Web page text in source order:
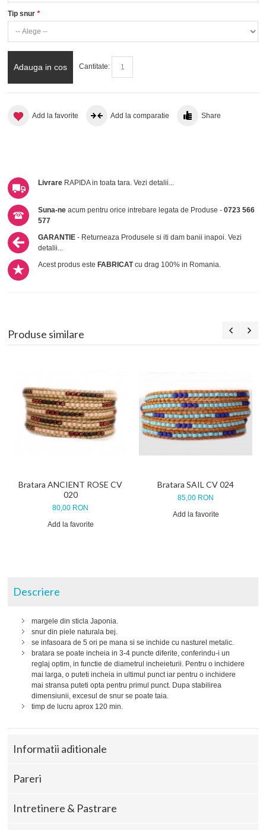
*
Tip snur
Adauga in cos Cantitate:
Add la favorite Add la comparatie Share
Livrare RAPIDA in toata tara.Vezi detalii...
Suna-ne acum pentru orice intrebare legata de Produse -0723 566
577
GARANTIE - Returneaza Produsele si iti dam banii inapoi.Vezi
detalii...
Acest produs esteFABRICATcu drag 100% in Romania.
Produse similare
Bratara ANCIENT ROSE CV
020
80,00 RON
Add la favorite
Bratara SAIL CV 024
85,00 RON
Add la favorite
Descriere
margele din sticla Japonia.
snur din piele naturala bej.
se infasoara de 5 ori pe mana si se inchide cu nasturel metalic.
bratara se poate incheia in 3-4 puncte diferite, conferindu-i un
reglaj optim, in functie de diametrul incheieturii. Pentru o inchidere
mai larga, o puteti incheia in ultimul punct iar pentru o inchidere
mai stransa puteti opta pentru primul punct. Dupa stabilirea
dimensiunii, excesul de snur se poate taia.
timp de lucru aprox 120 min.
Informatii aditionale
Pareri
Intretinere & Pastrare